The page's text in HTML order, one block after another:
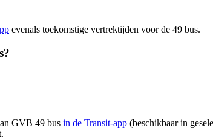
evenals toekomstige vertrektijden voor de 49 bus.
GVB 49 bus in de Transit-app (beschikbaar in